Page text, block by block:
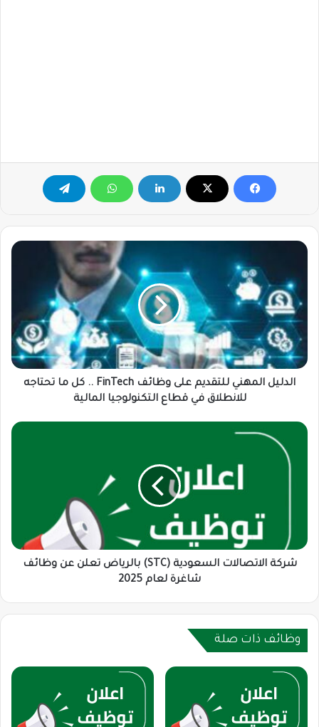
الدليل
للتقديم
على
وظائف
FinTech
ما
تحتاجه
قطاع
التكنولوجيا
المالية
الدليل المهني للتقديم على وظائف FinTech .. كل ما تحتاجه
للانطلاق في قطاع التكنولوجيا المالية
شركة
الاتصالات
السعودية
شاغرة
لعام
شركة الاتصالات السعودية (STC) بالرياض تعلن عن وظائف
شاغرة لعام 2025
وظائف ذات صلة